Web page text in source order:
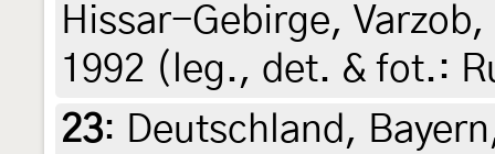
Hissar-Gebirge,
1992 (leg., det. & fot.:
23: Deutschland,